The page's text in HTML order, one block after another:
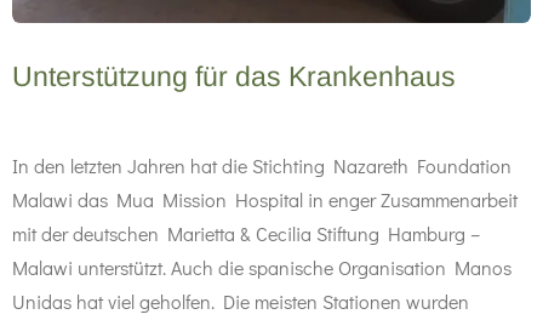
Unterstützung für das Krankenhaus
In den letzten Jahren hat die Stichting Nazareth Foundation
Malawi das Mua Mission Hospital in enger Zusammenarbeit
mit der deutschen Marietta & Cecilia Stiftung Hamburg –
Malawi unterstützt. Auch die spanische Organisation Manos
Unidas hat viel geholfen. Die meisten Stationen wurden